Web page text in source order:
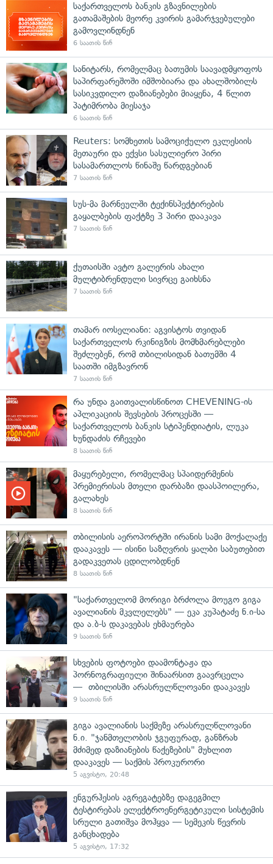
საქართველოს ბანკის გზავნილების
გათამაშების მეორე კვირის გამარჯვებულები
გამოვლინდნენ
6 საათის წინ
სანიტარს, რომელმაც ბათუმის საავადმყოფოს
საპირფარეშოში იმშობიარა და ახალშობილს
სასიკვდილო დაზიანებები მიაყენა, 4 წლით
პატიმრობა მიესაჯა
6 საათის წინ
Reuters: სომხეთის სამოციქულო ეკლესიის
მეთაური და ექვსი სასულიერო პირი
სასამართლოს წინაშე წარდგებიან
7 საათის წინ
სუს-მა მარნეულში ტექინსპექტირების
გაყალბების ფაქტზე 3 პირი დააკავა
7 საათის წინ
ქუთაისში ავტო გალერის ახალი
მულტიბრენდული სივრცე გაიხსნა
7 საათის წინ
თამარ იოსელიანი: აგვისტოს თვიდან
საქართველოს რკინიგზის მომხმარებლები
შეძლებენ, რომ თბილისიდან ბათუმში 4
საათში იმგზავრონ
7 საათის წინ
რა უნდა გაითვალისწინოთ CHEVENING-ის
აპლიკაციის შევსების პროცესში —
საქართველოს ბანკის სტიპენდიატის, ლუკა
ხუნდაძის რჩევები
8 საათის წინ
მაყურებელი, რომელმაც სპაიდერმენის
პრემიერისას მთელი დარბაზი დაასპოილერა,
გალახეს
8 საათის წინ
თბილისის აეროპორტში ირანის სამი მოქალაქე
დააკავეს — ისინი საზღვრის ყალბი საბუთებით
გადაკვეთას ცდილობდნენ
8 საათის წინ
"საქართველომ მორიგი ბრძოლა მოუგო გიგა
ავალიანის მკვლელებს" — ეკა კუპატაძე ნ.ი-სა
და ა.ბ-ს დაკავებას ეხმაურება
9 საათის წინ
სხვების ფოტოები დაამონტაჟა და
პორნოგრაფიული შინაარსით გაავრცელა
— თბილისში არასრულწლოვანი დააკავეს
9 საათის წინ
გიგა ავალიანის საქმეზე არასრულწლოვანი
ნ.ი. "ჯანმთელობის ჯგუფურად, განზრახ
მძიმედ დაზიანების წაქეზების" მუხლით
დააკავეს — საქმის პროკურორი
5 აგვისტო, 20:48
ენგურჰესის აგრეგატებზე დაგეგმილ
ტესტირებას ელექტროენერგეტიკული სისტემის
სრული გათიშვა მოჰყვა — სემეკის წევრის
განცხადება
5 აგვისტო, 17:32